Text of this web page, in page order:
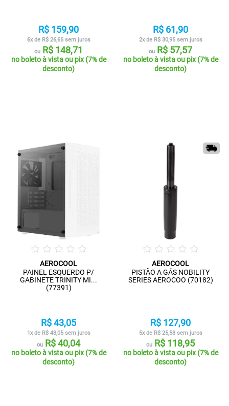
R$ 159,90
6x de R$ 26,65 sem juros
ou R$ 148,71
no boleto à vista ou pix (7% de
desconto)
R$ 61,90
2x de R$ 30,95 sem juros
ou R$ 57,57
no boleto à vista ou pix (7% de
desconto)
AEROCOOL
PAINEL ESQUERDO P/
GABINETE TRINITY MI...
(77391)
R$ 43,05
1x de R$ 43,05 sem juros
ou R$ 40,04
no boleto à vista ou pix (7% de
desconto)
AEROCOOL
PISTÃO A GÁS NOBILITY
SERIES AEROCOO (70182)
R$ 127,90
5x de R$ 25,58 sem juros
ou R$ 118,95
no boleto à vista ou pix (7% de
desconto)